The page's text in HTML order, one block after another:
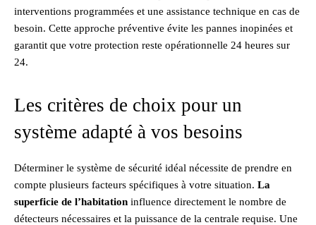
interventions programmées et une assistance technique en cas de
besoin. Cette approche préventive évite les pannes inopinées et
garantit que votre protection reste opérationnelle 24 heures sur
24.
Les critères de choix pour un
système adapté à vos besoins
Déterminer le système de sécurité idéal nécessite de prendre en
compte plusieurs facteurs spécifiques à votre situation. La
superficie de l’habitation influence directement le nombre de
détecteurs nécessaires et la puissance de la centrale requise. Une